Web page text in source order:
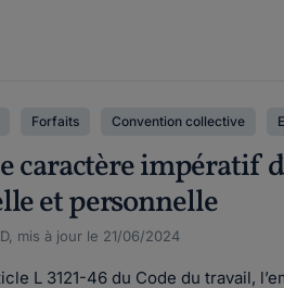
Forfaits Convention collective
caractère impératif
et personnelle
mis à jour le 21/06/2024
L 3121-46 du Code du travail,